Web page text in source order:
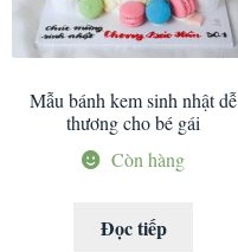
Mẫu bánh kem sinh nhật dễ
thương cho bé gái
Còn hàng
Đọc tiếp